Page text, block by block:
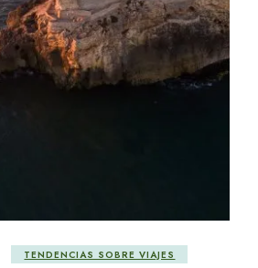
TENDENCIAS SOBRE VIAJES